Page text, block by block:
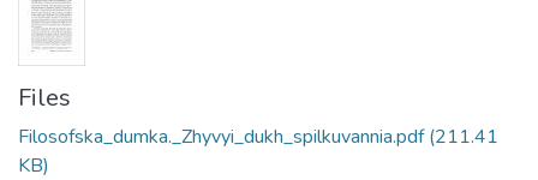
Files
Filosofska_dumka._Zhyvyi_dukh_spilkuvannia.pdf(211.41
KB)